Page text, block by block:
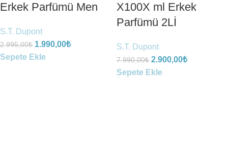
Erkek Parfümü Men
S.T. Dupont
2.995,00₺ 1.990,00₺
Sepete Ekle
X100X ml Erkek
Parfümü 2Lİ
S.T. Dupont
7.990,00₺ 2.900,00₺
Sepete Ekle